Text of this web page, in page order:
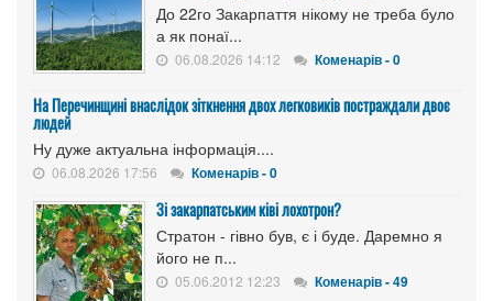
До 22го Закарпаття нікому не треба було
а як понаї...
06.08.2026 14:12 Коменарів - 0
На Перечинщині внаслідок зіткнення двох легковиків постраждали двоє
людей
Ну дуже актуальна інформація....
06.08.2026 17:56 Коменарів - 0
Зі закарпатським ківі лохотрон?
Стратон - гівно був, є і буде. Даремно я
його не п...
05.06.2012 12:23 Коменарів - 49